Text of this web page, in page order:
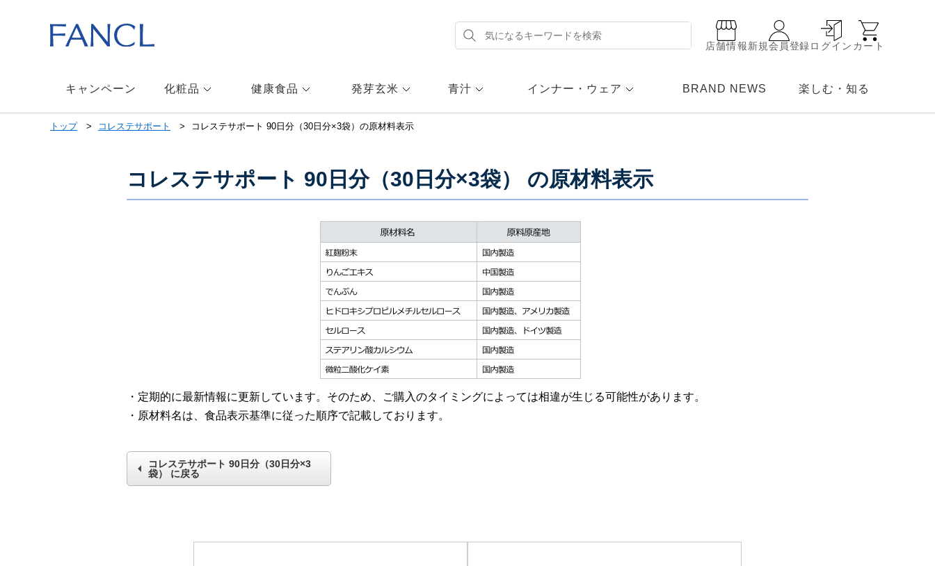
店舗情報新規会員登録ログイン カート
キャンペーン 化粧品 健康食品 発芽玄米 青汁 インナー・ウェア BRAND NEWS 楽しむ・知る
トップ コレステサポート コレステサポート 90日分（30日分×3袋） の原材料表示
コレステサポート 90日分（30日分×3袋） の原材料表示
・定期的に最新情報に更新しています。そのため、ご購入のタイミングによっては相違が生じる可能性があります。
・原材料名は、食品表示基準に従った順序で記載しております。
コレステサポート 90日分（30日分×3
袋）
に戻る